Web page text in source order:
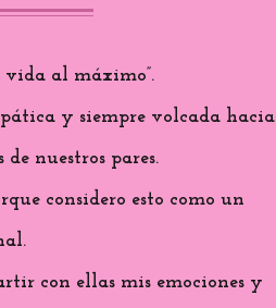
al máximo”.
y siempre volcada hacia
nuestros pares.
considero esto como un
con ellas mis emociones y